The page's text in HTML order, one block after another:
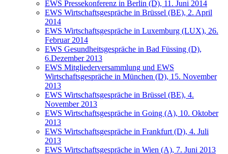
EWS Pressekonferenz in Berlin (D), 11. Juni 2014
EWS Wirtschaftsgespräche in Brüssel (BE), 2. April
2014
EWS Wirtschaftsgespräche in Luxemburg (LUX), 26.
Februar 2014
EWS Gesundheitsgespräche in Bad Füssing (D),
6.Dezember 2013
EWS Mitgliederversammlung und EWS
Wirtschaftsgespräche in München (D), 15. November
2013
EWS Wirtschaftsgespräche in Brüssel (BE), 4.
November 2013
EWS Wirtschaftsgespräche in Going (A), 10. Oktober
2013
EWS Wirtschaftsgespräche in Frankfurt (D), 4. Juli
2013
EWS Wirtschaftsgespräche in Wien (A), 7. Juni 2013